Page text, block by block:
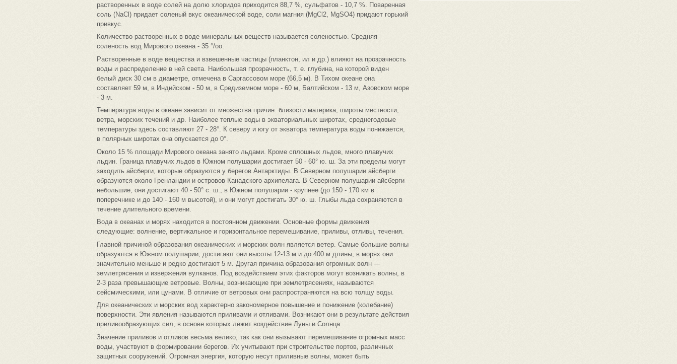
растворенных в воде солей на долю хлоридов приходится 88,7 %, сульфатов - 10,7 %. Поваренная
соль (NаСl) придает соленый вкус океанической воде, соли магния (МgСl2, МgSО4) придают горький
привкус.
Количество растворенных в воде минеральных веществ называется соленостью. Средняя
соленость вод Мирового океана - 35 °/оо.
Растворенные в воде вещества и взвешенные частицы (планктон, ил и др.) влияют на прозрачность
воды и распределение в ней света. Наибольшая прозрачность, т. е. глубина, на которой виден
белый диск 30 см в диаметре, отмечена в Саргассовом море (66,5 м). В Тихом океане она
составляет 59 м, в Индийском - 50 м, в Средиземном море - 60 м, Балтийском - 13 м, Азовском море
- 3 м.
Температура воды в океане зависит от множества причин: близости материка, широты местности,
ветра, морских течений и др. Наиболее теплые воды в экваториальных широтах, среднегодовые
температуры здесь составляют 27 - 28°. К северу и югу от экватора температура воды понижается,
в полярных широтах она опускается до 0°.
Около 15 % площади Мирового океана занято льдами. Кроме сплошных льдов, много плавучих
льдин. Граница плавучих льдов в Южном полушарии достигает 50 - 60° ю. ш. За эти пределы могут
заходить айсберги, которые образуются у берегов Антарктиды. В Северном полушарии айсберги
образуются около Гренландии и островов Канадского архипелага. В Северном полушарии айсберги
небольшие, они достигают 40 - 50° с. ш., в Южном полушарии - крупнее (до 150 - 170 км в
поперечнике и до 140 - 160 м высотой), и они могут достигать 30° ю. ш. Глыбы льда сохраняются в
течение длительного времени.
Вода в океанах и морях находится в постоянном движении. Основные формы движения
следующие: волнение, вертикальное и горизонтальное перемешивание, приливы, отливы, течения.
Главной причиной образования океанических и морских волн является ветер. Самые большие волны
образуются в Южном полушарии; достигают они высоты 12-13 м и до 400 м длины; в морях они
значительно меньше и редко достигают 5 м. Другая причина образования огромных волн —
землетрясения и извержения вулканов. Под воздействием этих факторов могут возникать волны, в
2-3 раза превышающие ветровые. Волны, возникающие при землетрясениях, называются
сейсмическими, или цунами. В отличие от ветровых они распространяются на всю толщу воды.
Для океанических и морских вод характерно закономерное повышение и понижение (колебание)
поверхности. Эти явления называются приливами и отливами. Возникают они в результате действия
приливообразующих сил, в основе которых лежит воздействие Луны и Солнца.
Значение приливов и отливов весьма велико, так как они вызывают перемешивание огромных масс
воды, участвуют в формировании берегов. Их учитывают при строительстве портов, различных
защитных сооружений. Огромная энергия, которую несут приливные волны, может быть